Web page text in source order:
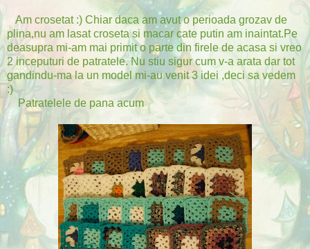
Am crosetat :) Chiar daca am avut o perioada grozav de
plina,nu am lasat croseta si macar cate putin am inaintat.Pe
deasupra mi-am mai primit o parte din firele de acasa si vreo
2 inceputuri de patratele. Nu stiu sigur cum v-a arata dar tot
gandindu-ma la un model mi-au venit 3 idei ,deci sa vedem
:)
Patratelele de pana acum